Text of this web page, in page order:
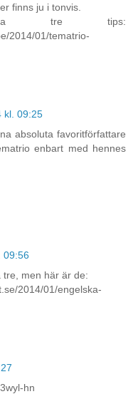
finns ju i tonvis.
tre tips:
2014/01/tematrio-
kl. 09:25
absoluta favoritförfattare
enbart med hennes
09:56
men här är de:
2014/01/engelska-
hn